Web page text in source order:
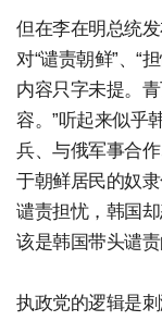
但在李在明总统
对“谴责朝鲜”、“
内容只字未提。
容。”听起来似乎
兵、与俄军事合
于朝鲜居民的奴
谴责担忧，韩国
该是韩国带头谴
执政党的逻辑是